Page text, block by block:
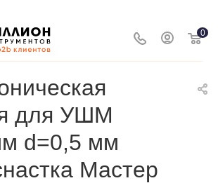
0
для УШМ
d=0,5 мм
Мастер